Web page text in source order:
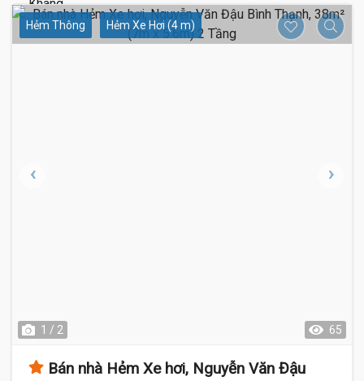
Hẻm Thông Hẻm Xe Hơi (4 m)
1 / 2 65
Bán nhà Hẻm Xe hơi, Nguyễn Văn Đậu